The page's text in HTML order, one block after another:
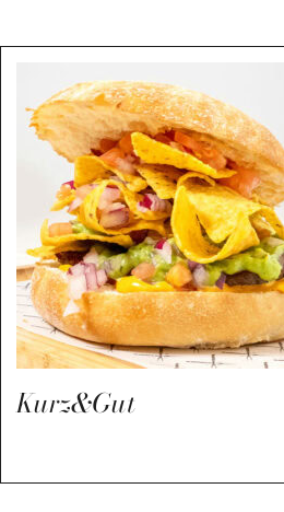
Kurz&Gut